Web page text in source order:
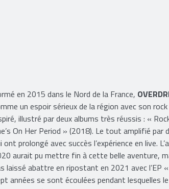
en 2015 dans le Nord de la France,
un espoir sérieux de la région avec son
illustré par deux albums très réussis : «
On Her Period » (2018). Le tout amplifié par
ont prolongé avec succès l’expérience en live.
aurait pu mettre fin à cette belle aventure,
laissé abattre en ripostant en 2021 avec l’EP
années se sont écoulées pendant lesquelles